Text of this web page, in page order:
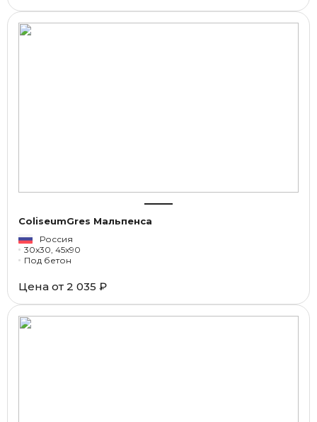
ColiseumGres Мальпенса
Россия
30x30, 45x90
Под бетон
Цена от 2 035 ₽